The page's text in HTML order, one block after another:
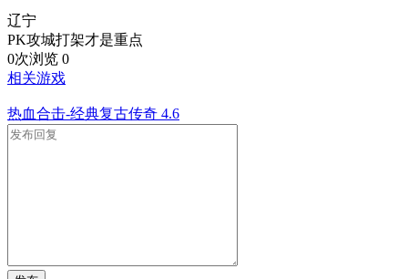
辽宁
PK攻城打架才是重点
0次浏览 0
相关游戏
热血合击-经典复古传奇 4.6